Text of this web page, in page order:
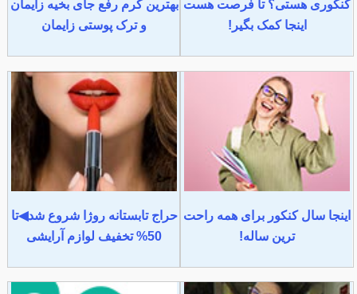
کنکوری هستی؟ تا فرصت هست
اینجا کمک بگیر!
بهترین کرم رفع جای بخیه زایمان
و ترک پوستی زایمان
اینجا سال کنکور برای همه راحت
ترین ساله!
حراج تابستانه روژا شروع شد◀تا
50% تخفیف لوازم آرایشی